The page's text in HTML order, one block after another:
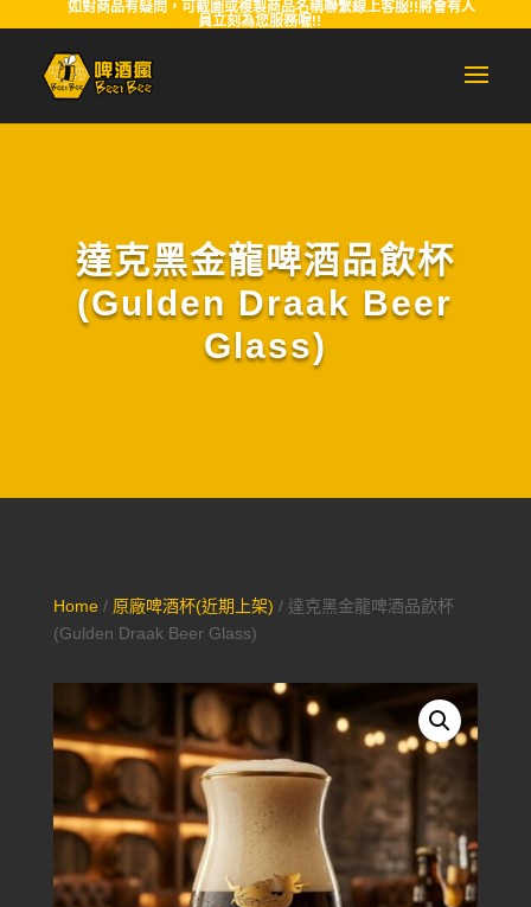
如對商品有疑問，可截圖或複製商品名稱聯繫線上客服!!將會有人
員立刻為您服務喔!!
達克黑金龍啤酒品飲杯
(Gulden Draak Beer
Glass)
Home/ 原廠啤酒杯(近期上架) / 達克黑金龍啤酒品飲杯
(Gulden Draak Beer Glass)